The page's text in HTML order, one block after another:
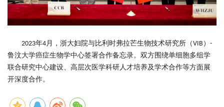
2023年4 月， 浙大妇院与比利时弗拉芒生物技术研究所（VIB ） -
鲁汶大学癌症生物学中心签署合作备忘录。 双方围绕单细胞多组学
联合研究中心建设、高层次医学科研人才培养及学术合作等方面展
开深度合作。